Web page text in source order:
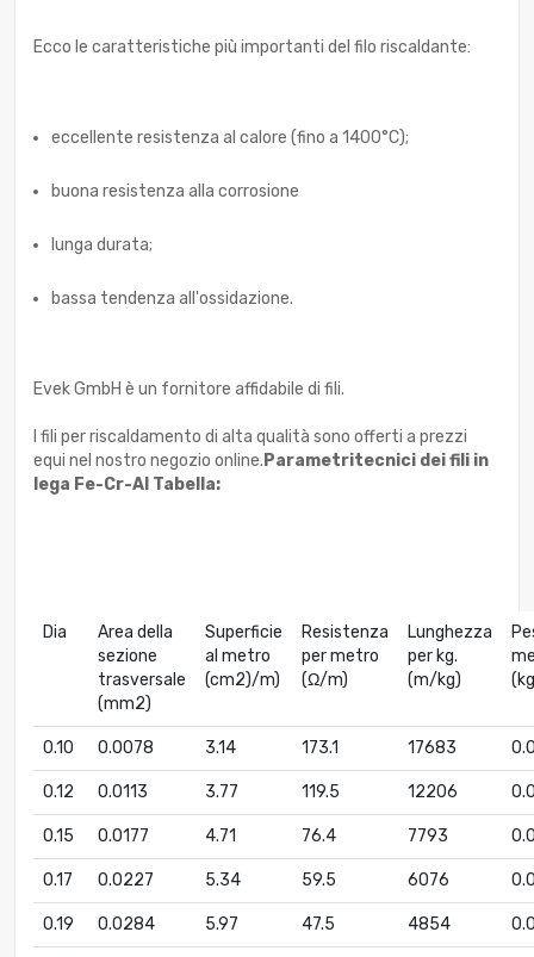
Ecco le caratteristiche più importanti del filo riscaldante:
eccellente resistenza al calore (fino a 1400°C);
buona resistenza alla corrosione
lunga durata;
bassa tendenza all'ossidazione.
Evek GmbH è un fornitore affidabile di fili.
I fili per riscaldamento di alta qualità sono offerti a prezzi
equi nel nostro negozio online. Parametritecnici dei fili in
lega Fe-Cr-Al Tabella:
Dia
Area della
sezione
trasversale
(mm2)
Superficie
al metro
(cm2)/m)
Resistenza
per metro
(Ω/m)
Lunghezza
per kg.
(m/kg)
0.10 0.0078 3.14 173.1 17683
0.12 0.0113 3.77 119.5 12206
0.15 0.0177 4.71 76.4 7793
0.17 0.0227 5.34 59.5 6076
0.19 0.0284 5.97 47.5 4854